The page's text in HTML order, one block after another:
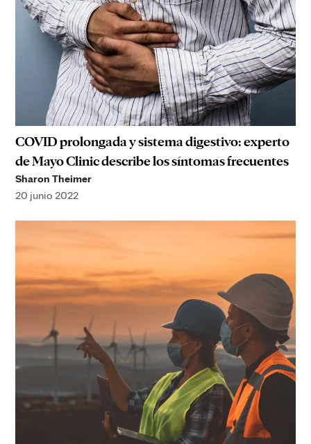
COVID prolongada y sistema digestivo: experto
de Mayo Clinic describe los síntomas frecuentes
Sharon Theimer
20 junio 2022